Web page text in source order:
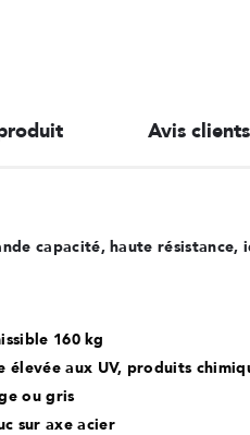
Avis
capacité, haute résistance,
160 kg
élevée aux UV, produits
ou gris
sur axe acier